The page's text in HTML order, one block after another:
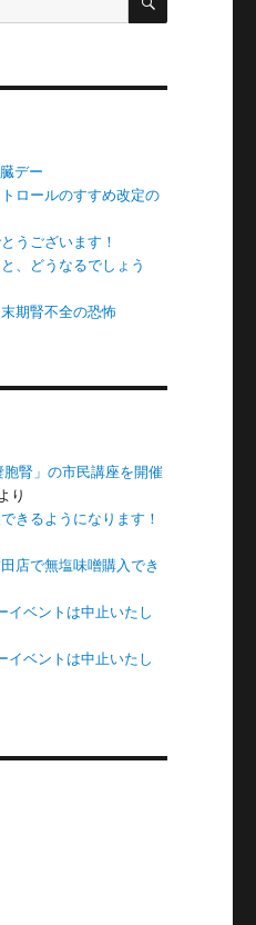
デー
ロールのすすめ改定の
うございます！
、どうなるでしょう
期腎不全の恐怖
腎」の市民講座を開催
り
きるようになります！
店で無塩味噌購入でき
イベントは中止いたし
イベントは中止いたし